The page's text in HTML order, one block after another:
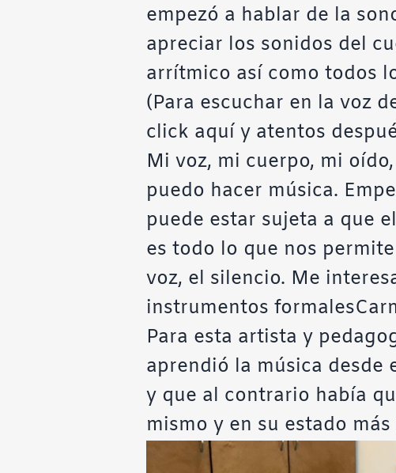
empezó a hablar de la
apreciar los sonidos del
arrítmico así como todos
(Para escuchar en la voz
click aquí y atentos
Mi voz, mi cuerpo, mi
puedo hacer música.
puede estar sujeta a que
es todo lo que nos
voz, el silencio. Me
instrumentos formales
Para esta artista y
aprendió la música desde
y que al contrario había
mismo y en su estado